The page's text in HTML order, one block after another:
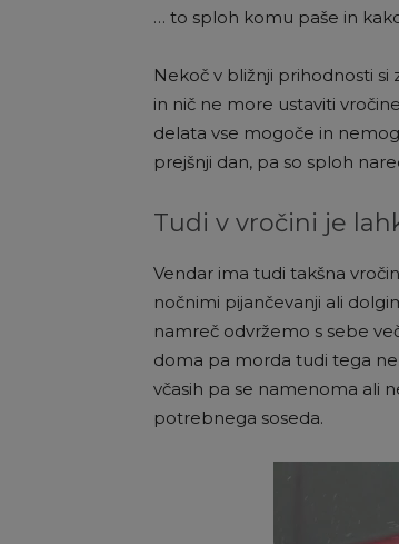
… to sploh komu paše in
Nekoč v bližnji prihodnosti
in nič ne more ustaviti
delata vse mogoče in
prejšnji dan, pa so sploh
Tudi v vročini je
Vendar ima tudi takšna
nočnimi pijančevanji ali
namreč odvržemo s sebe
doma pa morda tudi tega
včasih pa se namenoma ali
potrebnega soseda.